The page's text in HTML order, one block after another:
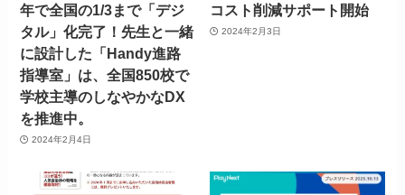
年で全国の1/3まで「デジ
タル」化完了！先生と一緒
に設計した「Handy進路
指導室」は、全国850校で
学校主導のしなやかなDX
を推進中。
2024年2月4日
コスト削減サポート開始
2024年2月3日